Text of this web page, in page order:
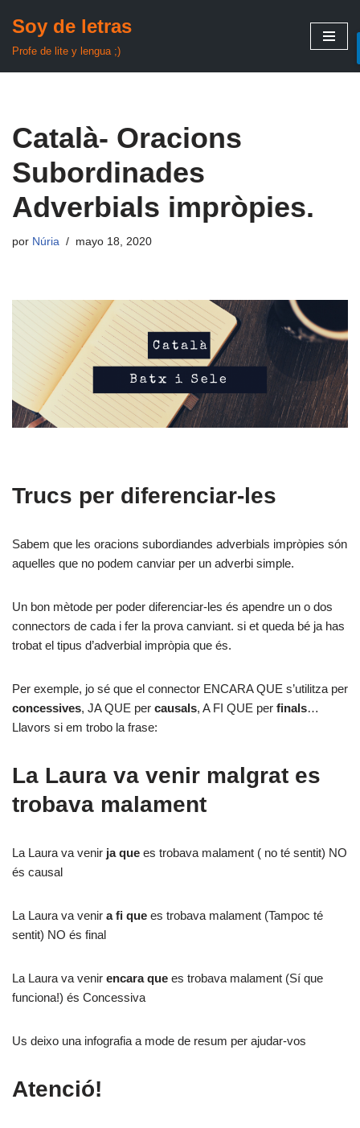
Soy de letras
Profe de lite y lengua ;)
Català- Oracions
Subordinades
Adverbials impròpies.
por Núria mayo 18, 2020
Trucs per diferenciar-les
Sabem que les oracions subordiandes adverbials impròpies són
aquelles que no podem canviar per un adverbi simple.
Un bon mètode per poder diferenciar-les és apendre un o dos
connectors de cada i fer la prova canviant. si et queda bé ja has
trobat el tipus d’adverbial impròpia que és.
Per exemple, jo sé que el connector ENCARA QUE s’utilitza per
concessives, JA QUE per causals, A FI QUE per finals…
Llavors si em trobo la frase:
La Laura va venir malgrat es
trobava malament
La Laura va venir ja que es trobava malament ( no té sentit) NO
és causal
La Laura va venir a fi que es trobava malament (Tampoc té
sentit) NO és final
La Laura va venir encara que es trobava malament (Sí que
funciona!) és Concessiva
Us deixo una infografia a mode de resum per ajudar-vos
Atenció!